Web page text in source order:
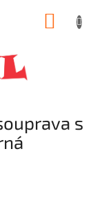
s